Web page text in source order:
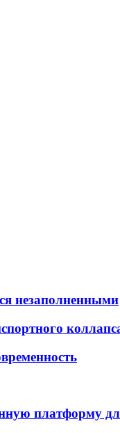
незаполненными
платформу